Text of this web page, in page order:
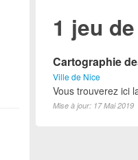
1 jeu
Cartographie
Ville de Nice
Vous trouverez ici
Mise à jour: 17 Mai 2019